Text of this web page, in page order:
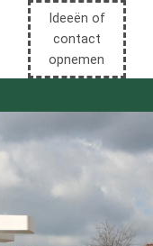
Ideeën of
contact
opnemen